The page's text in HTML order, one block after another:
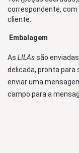
correspondente, com
cliente.
Embalagem
As LILAs são
delicada, pronta para
enviar uma
campo para a